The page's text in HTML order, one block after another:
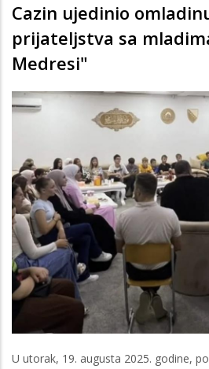
Cazin ujedinio
prijateljstva sa
Medresi"
U utorak, 19. augusta 2025. godine,